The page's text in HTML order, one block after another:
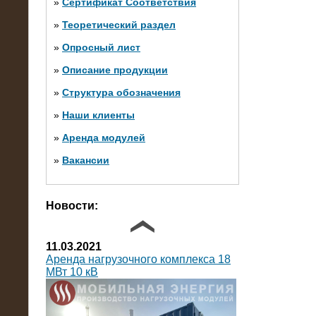
» Теоретический раздел
» Опросный лист
» Описание продукции
» Структура обозначения
» Наши клиенты
» Аренда модулей
» Вакансии
Новости:
10.10.2014
Нагрузочный комплекс 20 МВт в 2
яруса (напряжение 6-10 кВ)
11.03.2021
Аренда нагрузочного комплекса 18
МВт 10 кВ